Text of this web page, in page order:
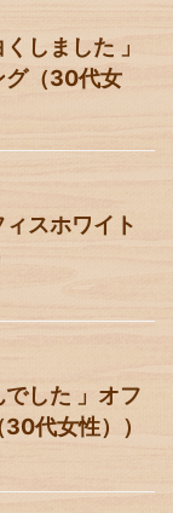
しました 」
グ（30代女
ィスホワイト
でした 」オフ
代女性））